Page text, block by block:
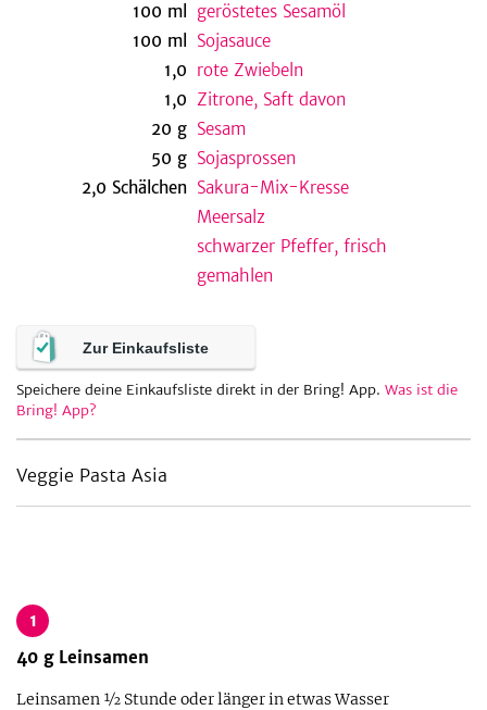
100 ml
geröstetes Sesamöl
100 ml
Sojasauce
1,0 rote Zwiebeln
1,0 Zitrone, Saft davon
20 g Sesam
50 g Sojasprossen
2,0 Schälchen Sakura-Mix-Kresse
Meersalz
schwarzer Pfeffer, frisch
gemahlen
Zur Einkaufsliste
Speichere deine Einkaufsliste direkt in der Bring! App. Was ist die
Bring! App?
Veggie Pasta Asia
1
40 g Leinsamen
Leinsamen ½ Stunde oder länger in etwas Wasser